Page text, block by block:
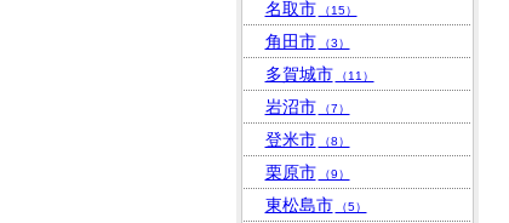
名取市 （15）
角田市 （3）
多賀城市 （11）
岩沼市 （7）
登米市 （8）
栗原市 （9）
東松島市 （5）